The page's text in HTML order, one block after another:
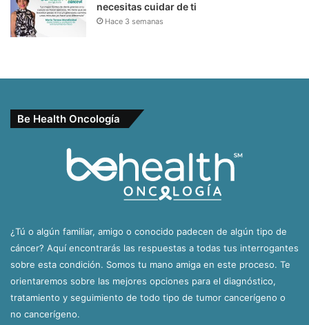
necesitas cuidar de ti
Hace 3 semanas
Be Health Oncología
¿Tú o algún familiar, amigo o conocido padecen de algún tipo de
cáncer? Aquí encontrarás las respuestas a todas tus interrogantes
sobre esta condición. Somos tu mano amiga en este proceso. Te
orientaremos sobre las mejores opciones para el diagnóstico,
tratamiento y seguimiento de todo tipo de tumor cancerígeno o
no cancerígeno.